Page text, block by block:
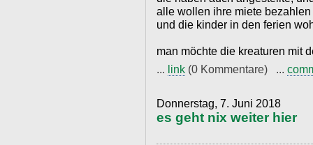
alle wollen ihre miete
und die kinder in den ferien
man möchte die kreaturen mit
... link (0 Kommentare) ...
Donnerstag, 7. Juni 2018
es geht nix weiter hier